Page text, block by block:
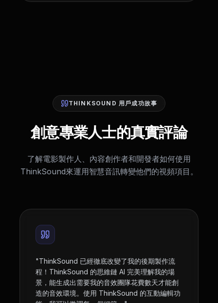
THINKSOUND 用戶成功故事
創意專業人士的真實評論
了解電影製作人、內容創作者和開發者如何使用
ThinkSound來運用智慧音訊轉變他們的視頻項目。
"ThinkSound 已經徹底改變了我的後期製作流
程！ThinkSound 的思維鏈 AI 完美理解我的場
景，能生成出需要我的音效團隊花費數天才能創
造的音效環境。使用 ThinkSound 的互動編輯功